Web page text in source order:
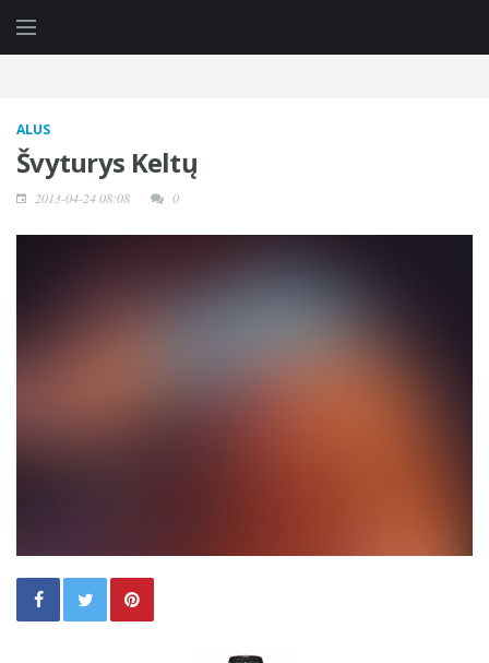
ALUS
Švyturys Keltų
2013-04-24 08:08 0